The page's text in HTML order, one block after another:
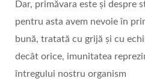
Dar, primăvara este și despre
pentru asta avem nevoie în
bună, tratată cu grijă și cu
decât orice, imunitatea
întregului nostru organism